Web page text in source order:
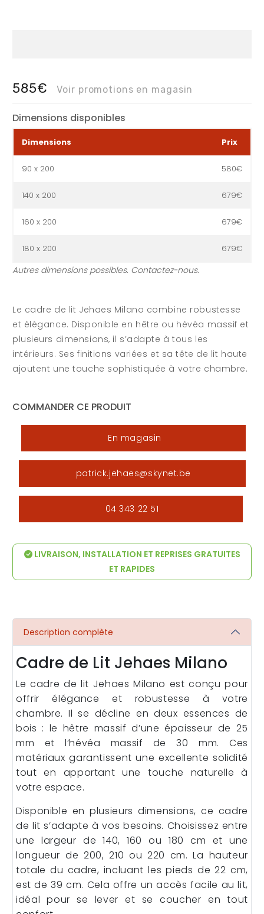
585€ Voir promotions en magasin
Dimensions disponibles
Dimensions Prix
90 x 200 580€
140 x 200 679€
160 x 200 679€
180 x 200 679€
Autres dimensions possibles. Contactez-nous.
Le cadre de lit Jehaes Milano combine robustesse
et élégance. Disponible en hêtre ou hévéa massif et
plusieurs dimensions, il s’adapte à tous les
intérieurs. Ses finitions variées et sa tête de lit haute
ajoutent une touche sophistiquée à votre chambre.
COMMANDER CE PRODUIT
En magasin
patrick.jehaes@skynet.be
04 343 22 51
LIVRAISON, INSTALLATION ET REPRISES GRATUITES
ET RAPIDES
Description complète
Cadre de Lit Jehaes Milano
Le cadre de lit Jehaes Milano est conçu pour
offrir élégance et robustesse à votre
chambre. Il se décline en deux essences de
bois : le hêtre massif d’une épaisseur de 25
mm et l’hévéa massif de 30 mm. Ces
matériaux garantissent une excellente solidité
tout en apportant une touche naturelle à
votre espace.
Disponible en plusieurs dimensions, ce cadre
de lit s’adapte à vos besoins. Choisissez entre
une largeur de 140, 160 ou 180 cm et une
longueur de 200, 210 ou 220 cm. La hauteur
totale du cadre, incluant les pieds de 22 cm,
est de 39 cm. Cela offre un accès facile au lit,
idéal pour se lever et se coucher en tout